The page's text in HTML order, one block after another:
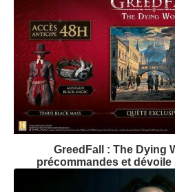
GreedFall : The Dying
précommandes et